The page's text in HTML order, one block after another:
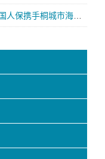
城市海青汽车续保团购会